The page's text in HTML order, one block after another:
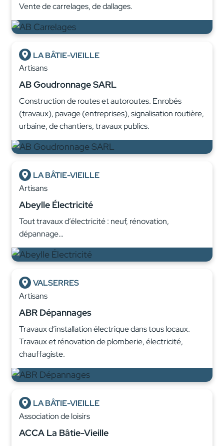
Vente de carrelages, de dallages.
LA BÂTIE-VIEILLE
Artisans
AB Goudronnage SARL
Construction de routes et autoroutes. Enrobés
(travaux), pavage (entreprises), signalisation routière,
urbaine, de chantiers, travaux publics.
LA BÂTIE-VIEILLE
Artisans
Abeylle Électricité
Tout travaux d’électricité : neuf, rénovation,
dépannage…
VALSERRES
Artisans
ABR Dépannages
Travaux d’installation électrique dans tous locaux.
Travaux et rénovation de plomberie, électricité,
chauffagiste.
LA BÂTIE-VIEILLE
Association de loisirs
ACCA La Bâtie-Vieille